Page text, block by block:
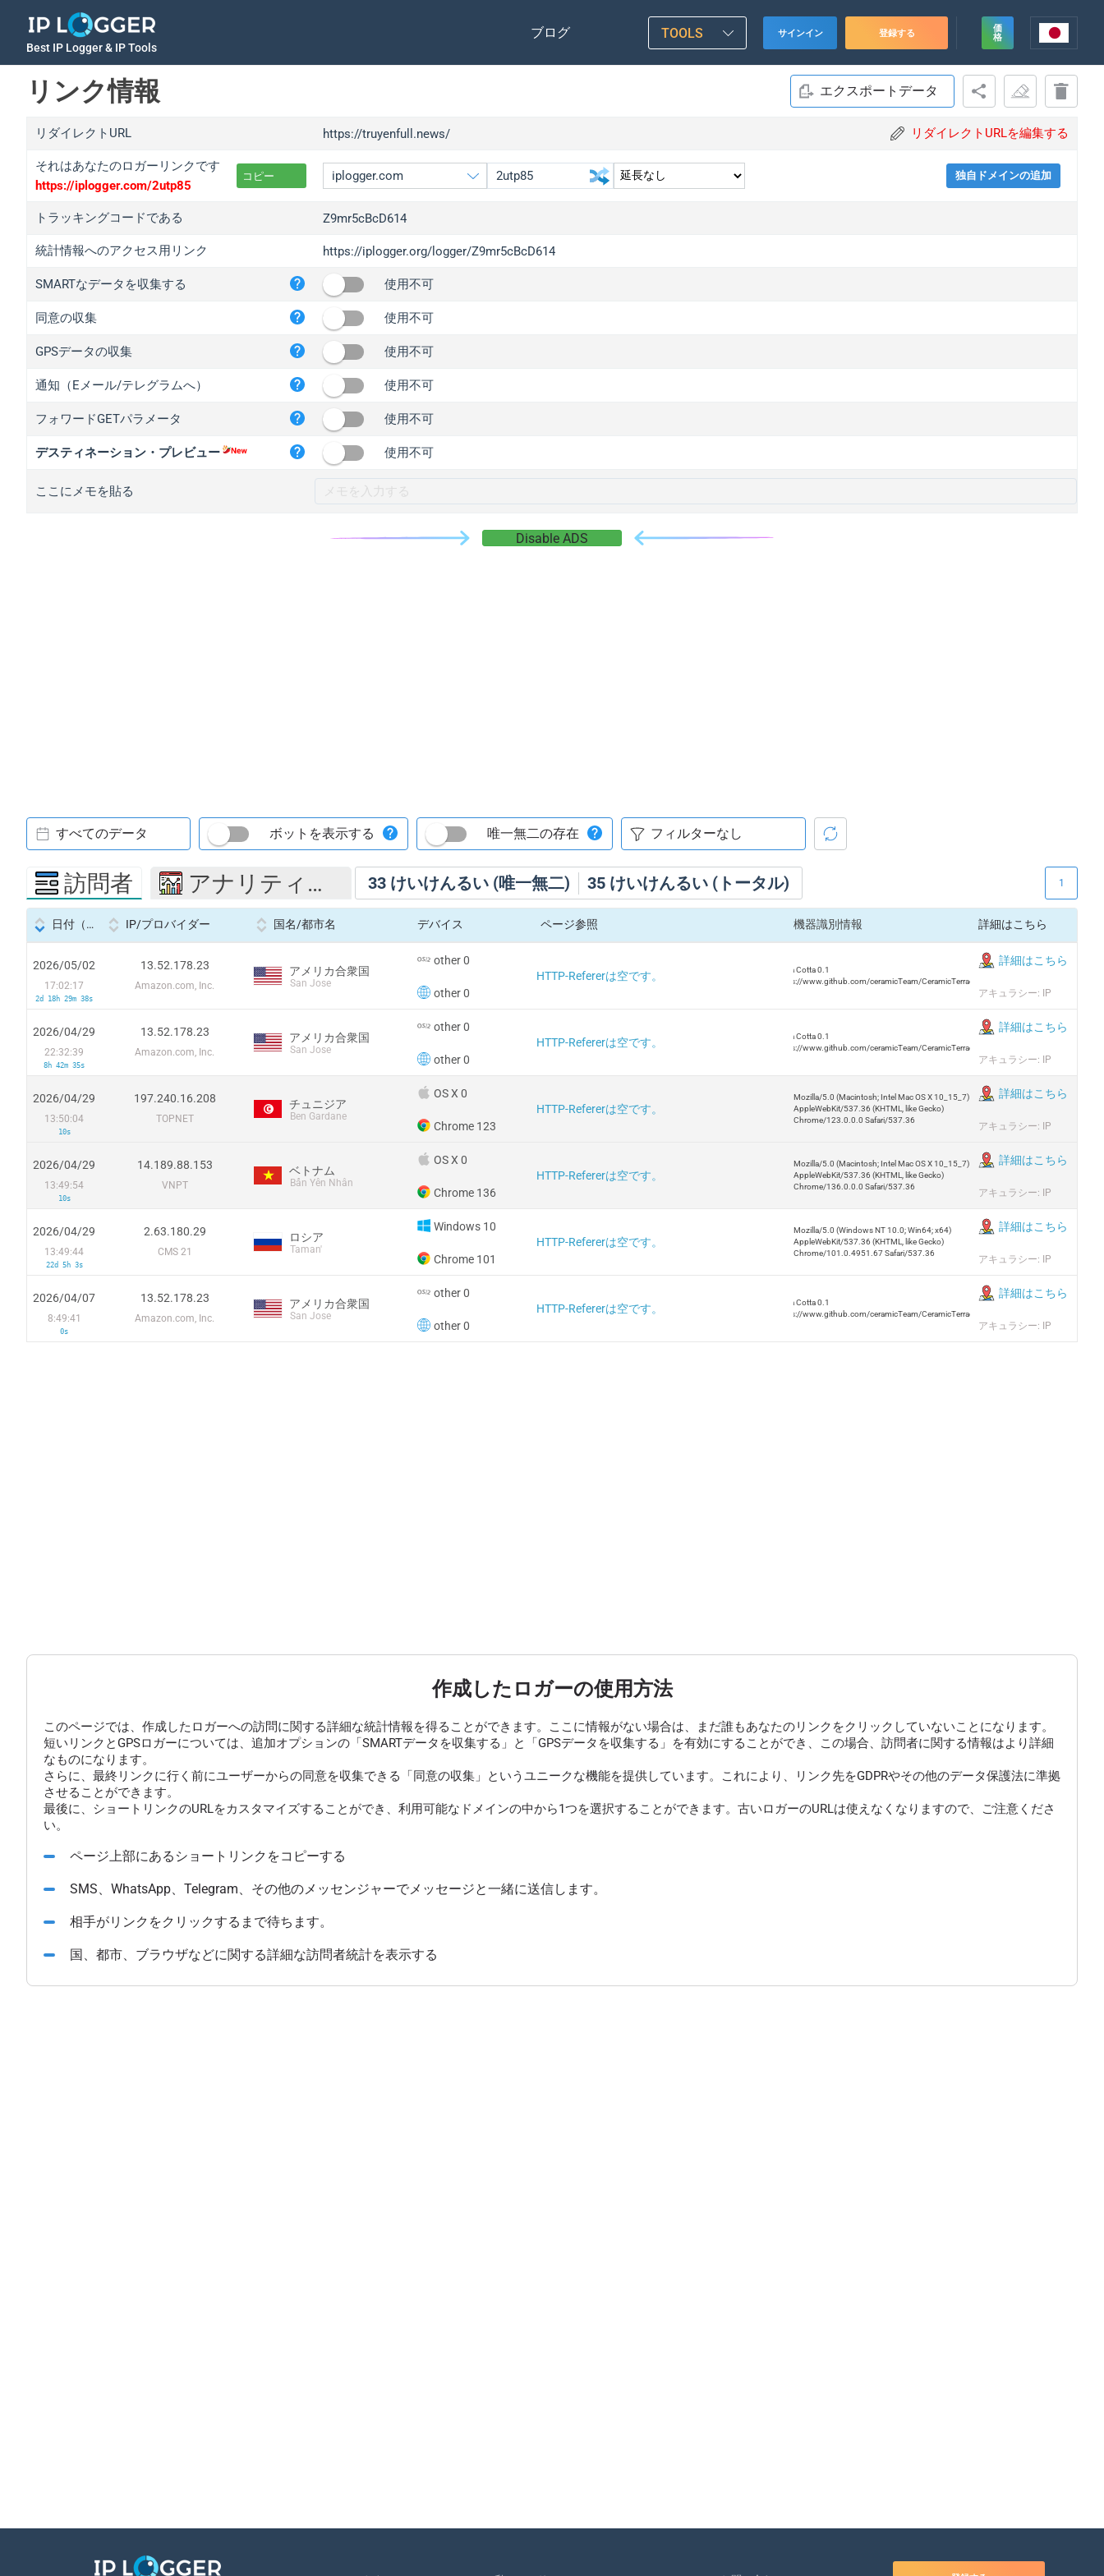
Best IP Logger & IP Tools
ブログ TOOLS サインイン 登録する
価
格
リンク情報 エクスポートデータ
リダイレクトURL https://truyenfull.news/ リダイレクトURLを編集する
それはあなたのロガーリンクです
https://iplogger.com/2utp85
コピー
iplogger.org
wl.gl
ed.tc
iplogger.com
iplogger.co
2no.co
iplogger.info
独自ドメインの追加
トラッキングコードである Z9mr5cBcD614
統計情報へのアクセス用リンク https://iplogger.org/logger/Z9mr5cBcD614
SMARTなデータを収集する 使用不可
同意の収集 使用不可
GPSデータの収集 使用不可
通知（Eメール/テレグラムへ） 使用不可
フォワードGETパラメータ 使用不可
デスティネーション・プレビュー 使用不可
ここにメモを貼る
Disable ADS
33 けいけんるい (唯一無二) 35 けいけんるい (トータル)
すべてのデータ ボットを表示する 唯一無二の存在
訪問者 アナリティクス 1
日付（Datetime IP/プロバイダー 国名/都市名 デバイス ページ参照 機器識別情報 詳細はこちら
2026/05/02
17:02:17
2d 18h 29m 38s
13.52.178.23
Amazon.com, Inc.
アメリカ合衆国
San Jose
other 0
other 0
HTTP-Refererは空です。
Terra Cotta 0.1
https://www.github.com/ceramicTeam/CeramicTerracotta
詳細はこちら
アキュラシー: IP
2026/04/29
22:32:39
8h 42m 35s
13.52.178.23
Amazon.com, Inc.
アメリカ合衆国
San Jose
other 0
other 0
HTTP-Refererは空です。
Terra Cotta 0.1
https://www.github.com/ceramicTeam/CeramicTerracotta
詳細はこちら
アキュラシー: IP
2026/04/29
13:50:04
10s
197.240.16.208
TOPNET
チュニジア
Ben Gardane
OS X 0
Chrome 123
HTTP-Refererは空です。
Mozilla/5.0 (Macintosh; Intel Mac OS X 10_15_7)
AppleWebKit/537.36 (KHTML, like Gecko)
Chrome/123.0.0.0 Safari/537.36
詳細はこちら
アキュラシー: IP
2026/04/29
13:49:54
10s
14.189.88.153
VNPT
ベトナム
Bẩn Yên Nhân
OS X 0
Chrome 136
HTTP-Refererは空です。
Mozilla/5.0 (Macintosh; Intel Mac OS X 10_15_7)
AppleWebKit/537.36 (KHTML, like Gecko)
Chrome/136.0.0.0 Safari/537.36
詳細はこちら
アキュラシー: IP
2026/04/29
13:49:44
22d 5h 3s
2.63.180.29
CMS 21
ロシア
Taman'
Windows 10
Chrome 101
HTTP-Refererは空です。
Mozilla/5.0 (Windows NT 10.0; Win64; x64)
AppleWebKit/537.36 (KHTML, like Gecko)
Chrome/101.0.4951.67 Safari/537.36
詳細はこちら
アキュラシー: IP
2026/04/07
8:49:41
0s
13.52.178.23
Amazon.com, Inc.
アメリカ合衆国
San Jose
other 0
other 0
HTTP-Refererは空です。
Terra Cotta 0.1
https://www.github.com/ceramicTeam/CeramicTerracotta
詳細はこちら
アキュラシー: IP
作成したロガーの使用方法
このページでは、作成したロガーへの訪問に関する詳細な統計情報を得ることができます。ここに情報がない場合は、まだ誰もあなたのリンクをクリックしていないことになります。
短いリンクとGPSロガーについては、追加オプションの「SMARTデータを収集する」と「GPSデータを収集する」を有効にすることができ、この場合、訪問者に関する情報はより詳細
なものになります。
さらに、最終リンクに行く前にユーザーからの同意を収集できる「同意の収集」というユニークな機能を提供しています。これにより、リンク先をGDPRやその他のデータ保護法に準拠
させることができます。
最後に、ショートリンクのURLをカスタマイズすることができ、利用可能なドメインの中から1つを選択することができます。古いロガーのURLは使えなくなりますので、ご注意くださ
い。
ページ上部にあるショートリンクをコピーする
SMS、WhatsApp、Telegram、その他のメッセンジャーでメッセージと一緒に送信します。
相手がリンクをクリックするまで待ちます。
国、都市、ブラウザなどに関する詳細な訪問者統計を表示する